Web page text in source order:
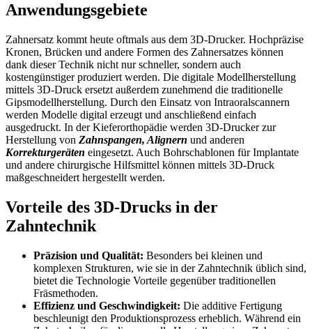
Anwendungsgebiete
Zahnersatz kommt heute oftmals aus dem 3D-Drucker. Hochpräzise
Kronen, Brücken und andere Formen des Zahnersatzes können
dank dieser Technik nicht nur schneller, sondern auch
kostengünstiger produziert werden. Die digitale Modellherstellung
mittels 3D-Druck ersetzt außerdem zunehmend die traditionelle
Gipsmodellherstellung. Durch den Einsatz von Intraoralscannern
werden Modelle digital erzeugt und anschließend einfach
ausgedruckt. In der Kieferorthopädie werden 3D-Drucker zur
Herstellung von Zahnspangen, Alignern und anderen
Korrekturgeräten eingesetzt. Auch Bohrschablonen für Implantate
und andere chirurgische Hilfsmittel können mittels 3D-Druck
maßgeschneidert hergestellt werden.
Vorteile des 3D-Drucks in der
Zahntechnik
Präzision und Qualität: Besonders bei kleinen und
komplexen Strukturen, wie sie in der Zahntechnik üblich sind,
bietet die Technologie Vorteile gegenüber traditionellen
Fräsmethoden.
Effizienz und Geschwindigkeit: Die additive Fertigung
beschleunigt den Produktionsprozess erheblich. Während ein